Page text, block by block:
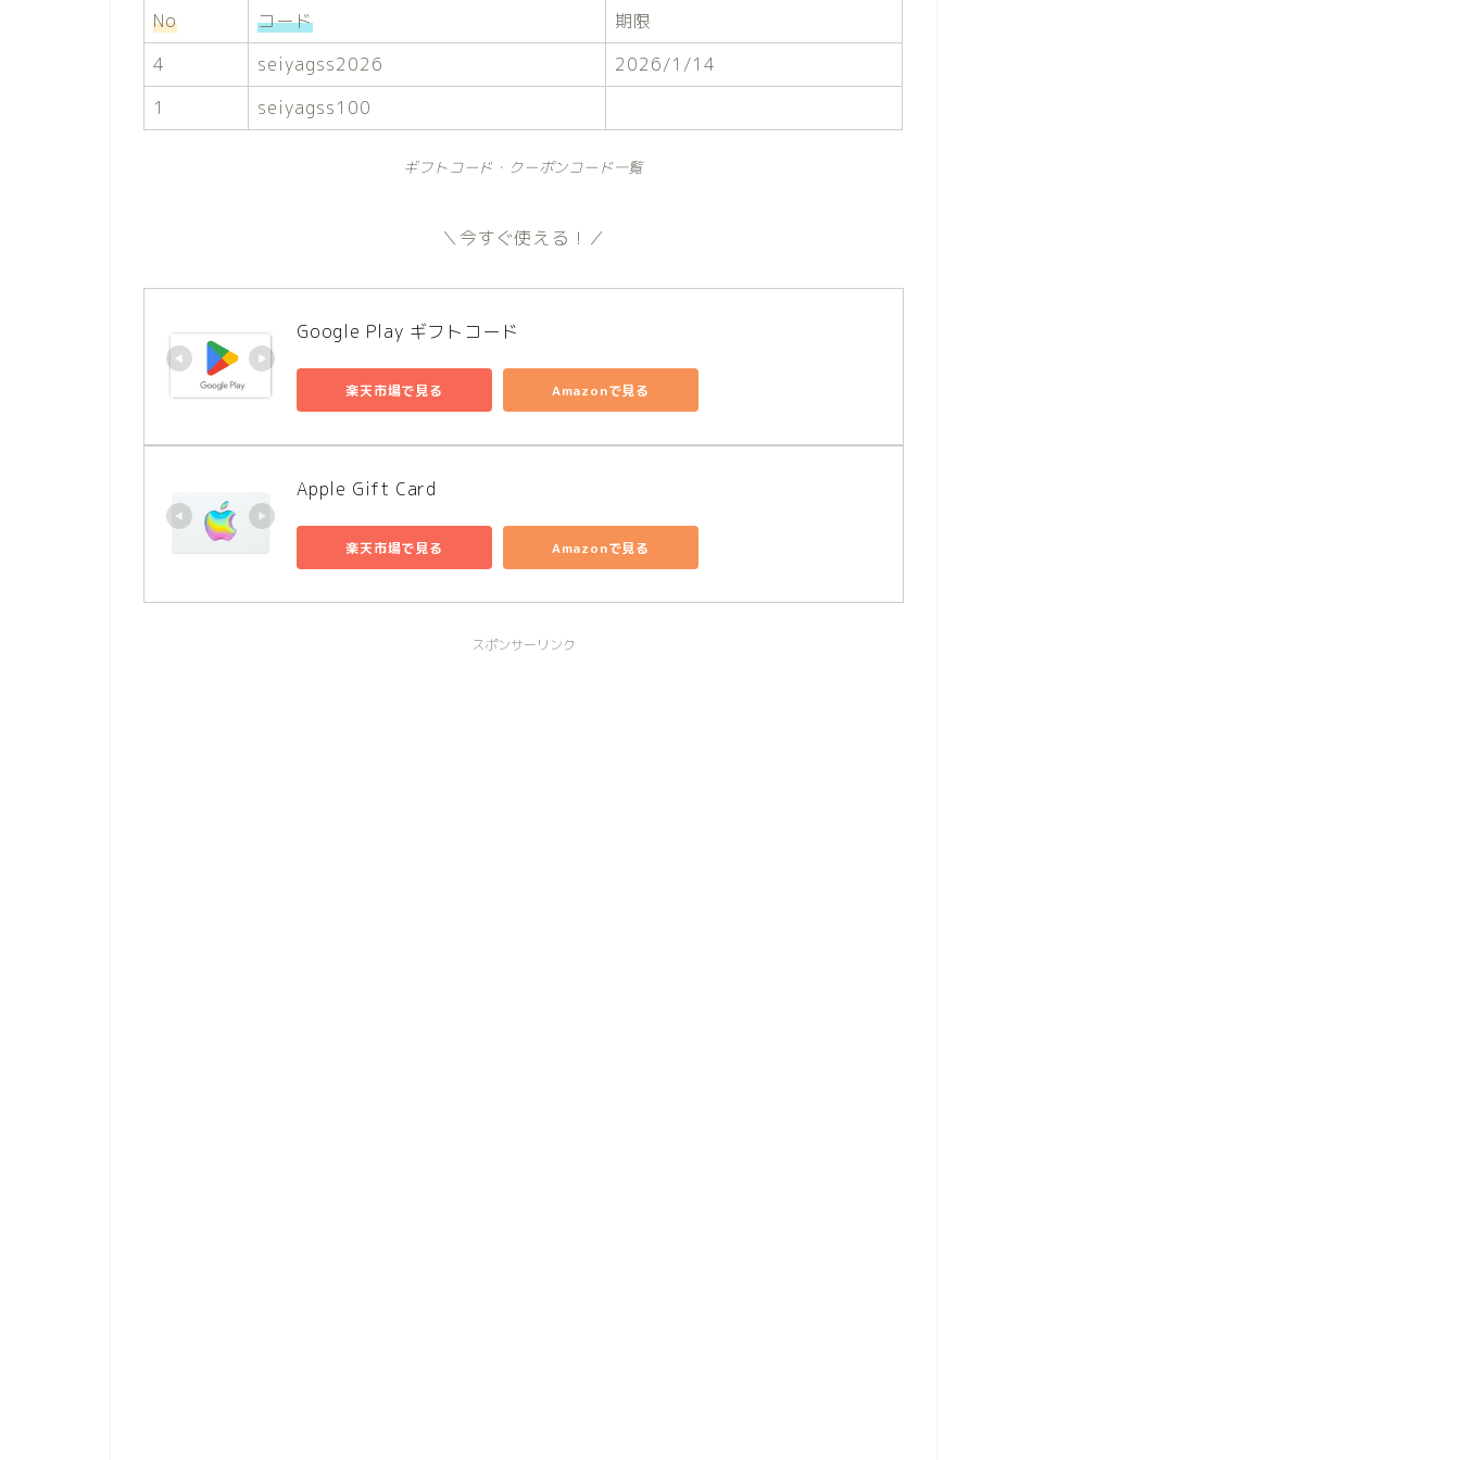
No コード
期限
4
seiyagss2026
2026/1/14
1
seiyagss100
ギフトコード・クーポンコード一覧
＼今すぐ使える！／
Google Play ギフトコード
楽天市場で見る Amazonで見る
Apple Gift Card
楽天市場で見る Amazonで見る
スポンサーリンク